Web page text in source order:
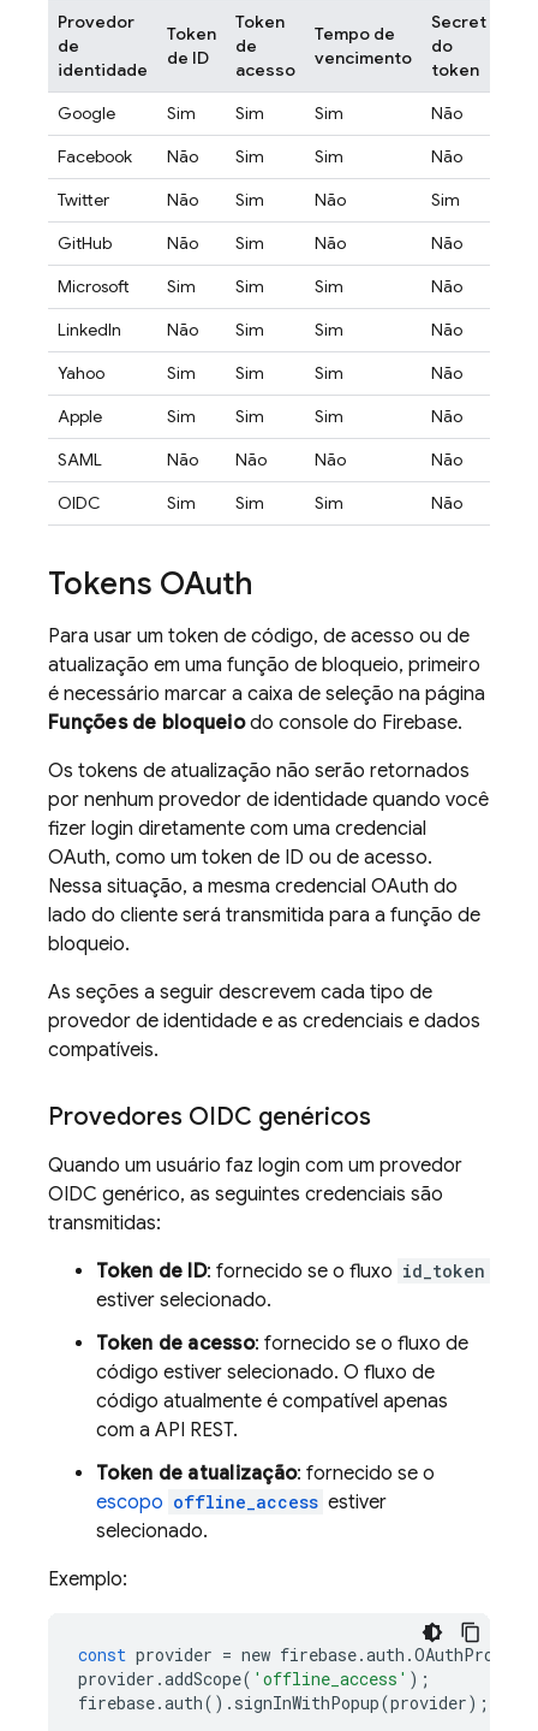
Provedor
de
identidade
Token
de ID
Token
de
acesso
Tempo de
vencimento
Secret
do
token
Google Sim Sim Sim Não
Facebook
Não Sim Sim Não
Twitter
Não Sim Não Sim
GitHub
Não Sim Não Não
Microsoft
Sim Sim Sim Não
LinkedIn
Não Sim Sim Não
Yahoo
Sim Sim Sim Não
Apple
Sim Sim Sim Não
SAML
Não Não Não Não
OIDC
Sim Sim Sim Não
Tokens OAuth
Para usar um token de código, de acesso ou de
atualização em uma função de bloqueio, primeiro
é necessário marcar a caixa de seleção na página
Funções de bloqueiodo console do Firebase.
Os tokens de atualização não serão retornados
por nenhum provedor de identidade quando você
fizer login diretamente com uma credencial
OAuth, como um token de ID ou de acesso.
Nessa situação, a mesma credencial OAuth do
lado do cliente será transmitida para a função de
bloqueio.
As seções a seguir descrevem cada tipo de
provedor de identidade e as credenciais e dados
compatíveis.
Provedores OIDC genéricos
Quando um usuário faz login com um provedor
OIDC genérico, as seguintes credenciais são
transmitidas:
Token de ID: fornecido se o fluxo id_token
estiver selecionado.
Token de acesso: fornecido se o fluxo de
código estiver selecionado. O fluxo de
código atualmente é compatível apenas
com a API REST.
Token de atualização: fornecido se o
escopo offline_access estiver
selecionado.
Exemplo:
const provider = new firebase.auth .
provider .addScope( 'offline_access' );
firebase.auth() . signInWithPopup(provider);